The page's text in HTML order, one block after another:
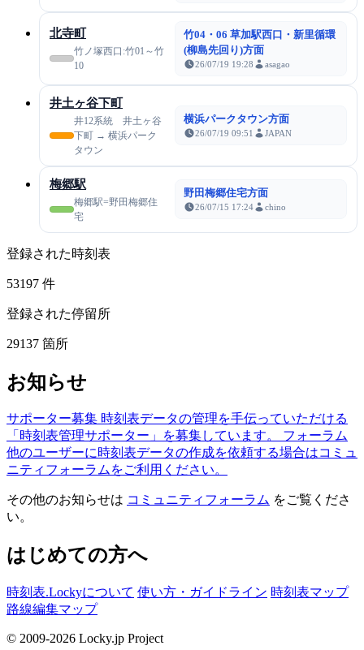
北寺町
竹ノ塚西口:竹01～竹
10
竹04・06 草加駅西口・新里循環
(柳島先回り)方面
26/07/19 19:28 asagao
井土ヶ谷下町
井12系統 井土ヶ谷
下町 → 横浜パーク
タウン
横浜パークタウン方面
26/07/19 09:51 JAPAN
梅郷駅
梅郷駅=野田梅郷住
宅
野田梅郷住宅方面
26/07/15 17:24 chino
登録された時刻表
53197 件
登録された停留所
29137 箇所
お知らせ
サポーター募集 時刻表データの管理を手伝っていただける
「時刻表管理サポーター」を募集しています。
フォーラム
他のユーザーに時刻表データの作成を依頼する場合はコミュ
ニティフォーラムをご利用ください。
その他のお知らせは コミュニティフォーラム をご覧くださ
い。
はじめての方へ
時刻表.Lockyについて 使い方・ガイドライン 時刻表マップ
路線編集マップ
© 2009-2026 Locky.jp Project